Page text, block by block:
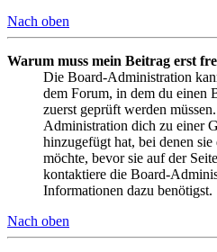
Nach oben
Warum muss mein Beitrag erst
Die Board-Administration
dem Forum, in dem du einen
zuerst geprüft werden
Administration dich zu einer
hinzugefügt hat, bei denen
möchte, bevor sie auf der
kontaktiere die Board-
Informationen dazu benötigst.
Nach oben